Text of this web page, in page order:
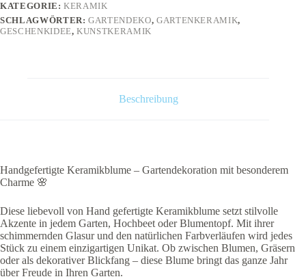
KATEGORIE:KERAMIK
SCHLAGWÖRTER:GARTENDEKO, GARTENKERAMIK,
GESCHENKIDEE,KUNSTKERAMIK
Beschreibung
Handgefertigte Keramikblume – Gartendekoration mit besonderem
Charme 🌸
Diese liebevoll von Hand gefertigte Keramikblume setzt stilvolle
Akzente in jedem Garten, Hochbeet oder Blumentopf. Mit ihrer
schimmernden Glasur und den natürlichen Farbverläufen wird jedes
Stück zu einem einzigartigen Unikat. Ob zwischen Blumen, Gräsern
oder als dekorativer Blickfang – diese Blume bringt das ganze Jahr
über Freude in Ihren Garten.